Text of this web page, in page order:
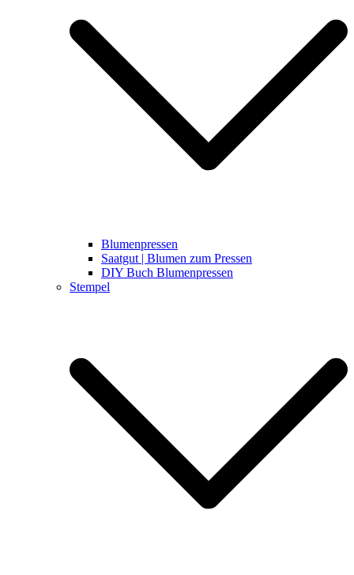
Blumenpressen
Saatgut | Blumen zum Pressen
DIY Buch Blumenpressen
Stempel